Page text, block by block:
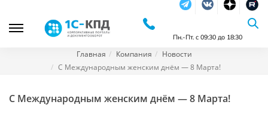
Пн.-Пт. с 09:30 до 18:30
Главная Компания
Новости
С Международным женским днём — 8 Марта!
С Международным женским днём — 8 Марта!